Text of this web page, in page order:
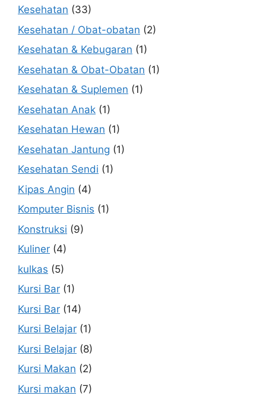
Kesehatan (33)
Kesehatan / Obat-obatan (2)
Kesehatan & Kebugaran (1)
Kesehatan & Obat-Obatan (1)
Kesehatan & Suplemen (1)
Kesehatan Anak (1)
Kesehatan Hewan (1)
Kesehatan Jantung (1)
Kesehatan Sendi (1)
Kipas Angin (4)
Komputer Bisnis (1)
Konstruksi (9)
Kuliner (4)
kulkas (5)
Kursi Bar (1)
Kursi Bar (14)
Kursi Belajar (1)
Kursi Belajar (8)
Kursi Makan (2)
Kursi makan (7)